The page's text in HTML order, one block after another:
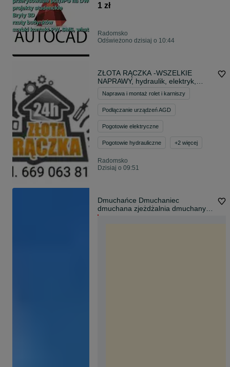
1 zł
Radomsko
Odświeżono dzisiaj o 10:44
ZŁOTA RĄCZKA -WSZELKIE
NAPRAWY, hydraulik, elektryk,
składanie mebli, udrażnianie
przepychanie rur
Naprawa i montaż rolet i karniszy
Podłączanie urządzeń AGD
Pogotowie elektryczne
Pogotowie hydrauliczne +2 więcej
Radomsko
Dzisiaj o 09:51
Dmuchańce Dmuchaniec
dmuchana zjeżdżalnia dmuchany
zamek - Wynajem